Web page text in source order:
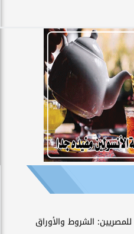
للمصريين: الشروط والأوراق